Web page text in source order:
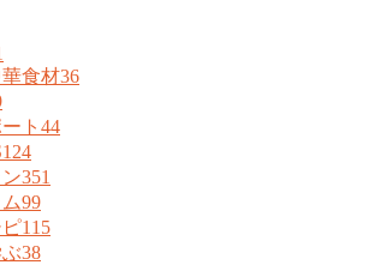
食材36
ト 44
124
351
99
115
38